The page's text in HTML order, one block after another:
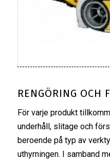
RENGÖRING OCH
För varje produkt
underhåll, slitage och
beroende på typ av
uthyrningen. I samband